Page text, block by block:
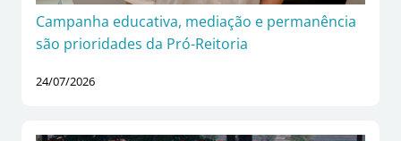
Campanha educativa, mediação e permanência
são prioridades da Pró-Reitoria
24/07/2026